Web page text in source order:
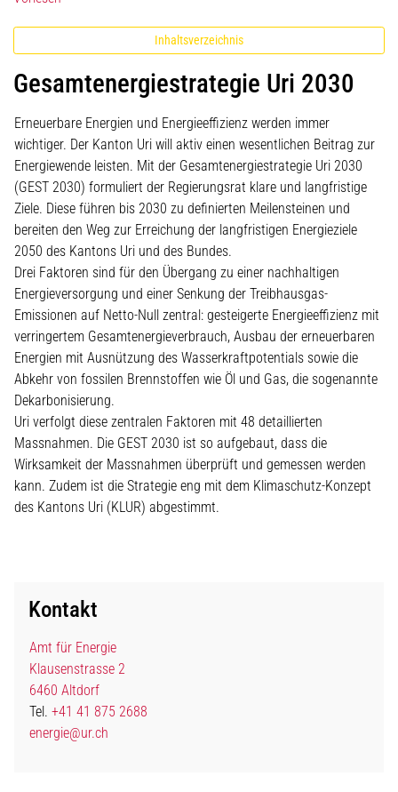
Inhaltsverzeichnis
Gesamtenergiestrategie Uri 2030
Erneuerbare Energien und Energieeffizienz werden immer
wichtiger. Der Kanton Uri will aktiv einen wesentlichen Beitrag zur
Energiewende leisten. Mit der Gesamtenergiestrategie Uri 2030
(GEST 2030) formuliert der Regierungsrat klare und langfristige
Ziele. Diese führen bis 2030 zu definierten Meilensteinen und
bereiten den Weg zur Erreichung der langfristigen Energieziele
2050 des Kantons Uri und des Bundes.
Drei Faktoren sind für den Übergang zu einer nachhaltigen
Energieversorgung und einer Senkung der Treibhausgas-
Emissionen auf Netto-Null zentral: gesteigerte Energieeffizienz mit
verringertem Gesamtenergieverbrauch, Ausbau der erneuerbaren
Energien mit Ausnützung des Wasserkraftpotentials sowie die
Abkehr von fossilen Brennstoffen wie Öl und Gas, die sogenannte
Dekarbonisierung.
Uri verfolgt diese zentralen Faktoren mit 48 detaillierten
Massnahmen. Die GEST 2030 ist so aufgebaut, dass die
Wirksamkeit der Massnahmen überprüft und gemessen werden
kann. Zudem ist die Strategie eng mit dem Klimaschutz-Konzept
des Kantons Uri (KLUR) abgestimmt.
Kontakt
Amt für Energie
Klausenstrasse 2
6460 Altdorf
Tel. +41 41 875 2688
energie@ur.ch